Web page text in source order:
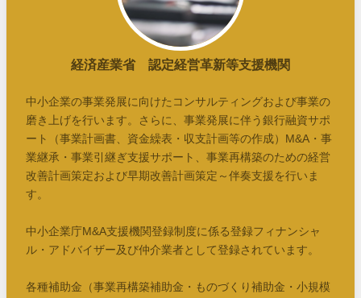
経済産業省 認定経営革新等支援機関
中小企業の事業発展に向けたコンサルティングおよび事業の
磨き上げを行います。さらに、事業発展に伴う銀行融資サポ
ート（事業計画書、資金繰表・収支計画等の作成）M&A・事
業継承・事業引継ぎ支援サポート、事業再構築のための経営
改善計画策定および早期改善計画策定～伴奏支援を行いま
す。
中小企業庁M&A支援機関登録制度に係る登録フィナンシャ
ル・アドバイザー及び仲介業者として登録されています。
各種補助金（事業再構築補助金・ものづくり補助金・小規模